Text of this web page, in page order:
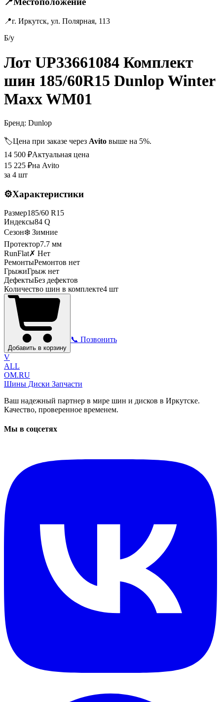
📍г. Иркутск, ул. Полярная, 113
Б/у
Лот UP33661084 Комплект
шин 185/60R15 Dunlop Winter
Maxx WM01
Бренд: Dunlop
🏷️Цена при заказе через Avito выше на 5%.
14 500 ₽Актуальная цена
15 225 ₽на Avito
за 4 шт
⚙️Характеристики
Размер185/60 R15
Индексы84 Q
Сезон❄️ Зимние
Протектор7.7 мм
RunFlat✗ Нет
РемонтыРемонтов нет
ГрыжиГрыж нет
ДефектыБез дефектов
Количество шин в комплекте4 шт
Добавить в корзину
📞 Позвонить
V
ALL
OM.RU
Шины Диски Запчасти
Ваш надежный партнер в мире шин и дисков в Иркутске.
Качество, проверенное временем.
Мы в соцсетях